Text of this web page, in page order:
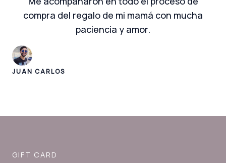
compra del regalo de mi mamá con mucha
paciencia y amor.
JUAN CARLOS
GIFT CARD